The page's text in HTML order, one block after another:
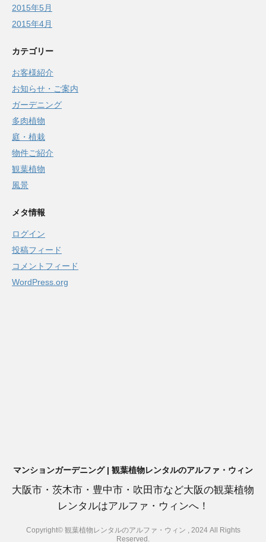
2015年5月
2015年4月
カテゴリー
お客様紹介
お知らせ・ご案内
ガーデニング
多肉植物
庭・植栽
物件ご紹介
観葉植物
風景
メタ情報
ログイン
投稿フィード
コメントフィード
WordPress.org
マンションガーデニング | 観葉植物レンタルのアルファ・ウィン
大阪市・茨木市・豊中市・吹田市など大阪の観葉植物
レンタルはアルファ・ウィンへ！
Copyright© 観葉植物レンタルのアルファ・ウィン , 2024 All Rights
Reserved.